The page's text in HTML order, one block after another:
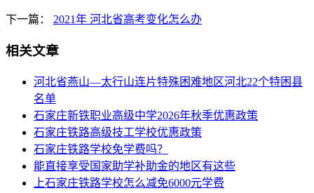
下一篇： 2021年 河北省高考变化怎么办
相关文章
河北省燕山—太行山连片特殊困难地区河北22个特困县
名单
石家庄新铁职业高级中学2026年秋季优惠政策
石家庄铁路高级技工学校优惠政策
石家庄铁路学校免学费吗？
能直接享受国家助学补助金的地区有这些
上石家庄铁路学校怎么减免6000元学费